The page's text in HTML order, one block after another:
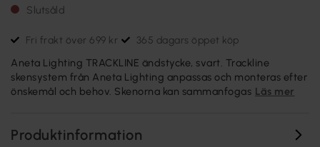
Slutsåld
Fri frakt över 699 kr 365 dagars öppet köp
Aneta Lighting TRACKLINE ändstycke, svart. Trackline
skensystem från Aneta Lighting anpassas och monteras efter
önskemål och behov. Skenorna kan sammanfogas Läs mer
Produktinformation